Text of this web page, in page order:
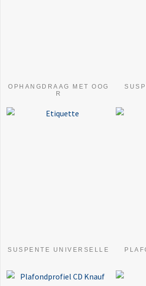
OPHANGDRAAG MET OOG
R
SUSPENTE UNIVERSELLE